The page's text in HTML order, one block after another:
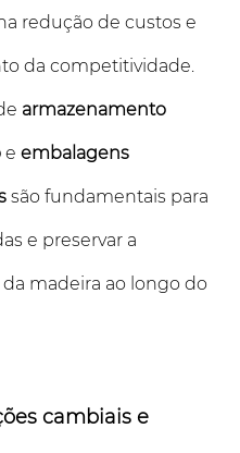
redução de custos e
da competitividade.
armazenamento
e embalagens
são fundamentais para
e preservar a
madeira ao longo do
cambiais e